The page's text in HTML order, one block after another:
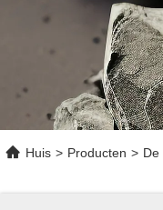
Huis > Producten > De